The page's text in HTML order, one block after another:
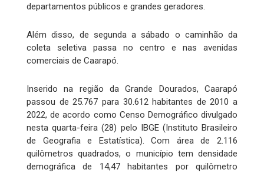
departamentos públicos e grandes geradores.
Além disso, de segunda a sábado o caminhão da
coleta seletiva passa no centro e nas avenidas
comerciais de Caarapó.
Inserido na região da Grande Dourados, Caarapó
passou de 25.767 para 30.612 habitantes de 2010 a
2022, de acordo como Censo Demográfico divulgado
nesta quarta-feira (28) pelo IBGE (Instituto Brasileiro
de Geografia e Estatística). Com área de 2.116
quilômetros quadrados, o município tem densidade
demográfica de 14,47 habitantes por quilômetro